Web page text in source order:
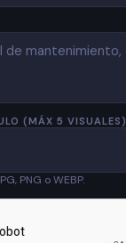
(MÁX 5 VISUALES)
PNG o WEBP.